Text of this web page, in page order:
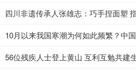
四川非遗传承人张雄志：巧手捏面塑
10月以来我国寒潮为何如此频繁？中
56位残疾人士登上黄山 互利互勉共建